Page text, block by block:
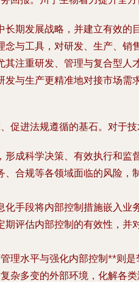
期发展战略，并建立有效的
念与工具，对研发、生产、
注重研发、管理与复合型人
与生产更精准地对接市场需
进法规遵循的基石。对于
成科学决策、有效执行和监
、合规等各领域面临的风险
化手段将内部控制措施嵌入
期评估内部控制的有效性，并
理水平与强化内部控制**则
杂多变的外部环境，化解各